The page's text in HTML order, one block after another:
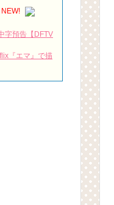
NEW!
字預告【DFTV
『エマ』で描